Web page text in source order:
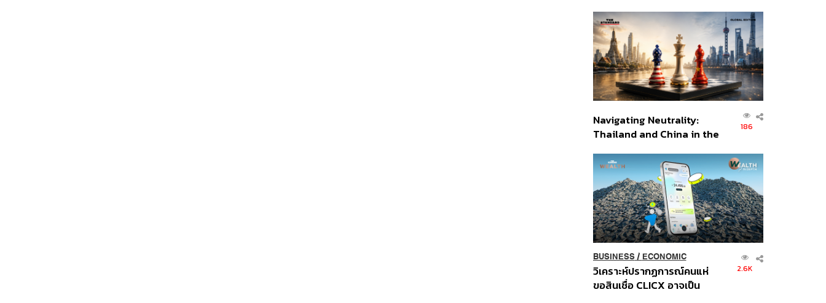
ส่วนยุทธศาสตร์ไทย –
อินโดนีเซีย
Navigating Neutrality:
Thailand and China in the
Order
186
BUSINESS/ ECONOMIC
วิเคราะห์ปรากฏการณ์คนแห่
ขอสินเชื่อ CLICX อาจเป็น
2.6K